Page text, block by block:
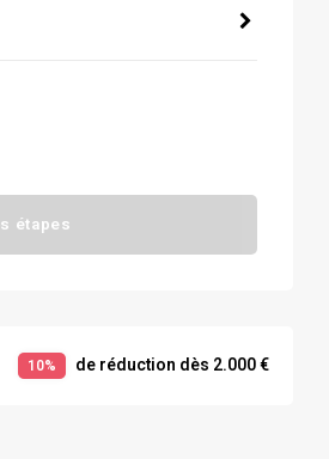
étapes
10% de réduction dès 2.000 €